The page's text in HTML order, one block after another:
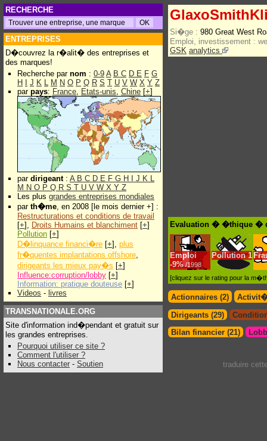
RECHERCHE
ENTREPRISES
D�couvrez la r�alit� des entreprises et
des marques!
Recherche par nom : 0-9 A B C D E F G
H
J K L M N O P Q R S T U V W X Y Z
par pays: France, Etats-unis, Chine [+]
par dirigeant: A B C D E F G H J K L
M N O P Q R S T U V W X Y Z
Les plus grandes entreprises mondiales
par th�me, en 2008 [le mois dernier +] :
Restructurations et conditions de travail
[+], Droits Humains et blanchiment [+]
Pollution [+]
D�linquance financi�re [+], plus
fr�quentes implantations offshore,
dirigeants les mieux pay�s [+]
Influence:corruption/lobby [+]
Information: pratique douteuse [+]
Videos - livres
TRANSNATIONALE.ORG
Site d'information ind�pendant et gratuit sur
les grandes entreprises.
Pourquoi utiliser ce site ?
Comment l'utiliser ?
Nous contacter - Soutien
Si�ge : 980 Great West
Emploi, investissement :
GSK analytics
Evaluation � �thique �
Emploi
-9% /1998
Pollution 1
[cliquez sur le rating pour la
Actionnaires (2)
Dirigeants (29)
Bilan financier (21)
traduire